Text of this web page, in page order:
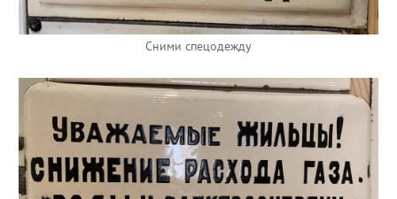
Сними спецодежду